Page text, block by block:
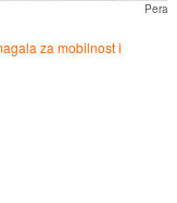
Pera
za mobilnost i